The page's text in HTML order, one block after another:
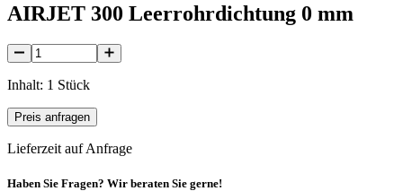
AIRJET 300 Leerrohrdichtung 0 mm
Inhalt: 1 Stück
Preis anfragen
Lieferzeit auf Anfrage
Haben Sie Fragen? Wir beraten Sie gerne!